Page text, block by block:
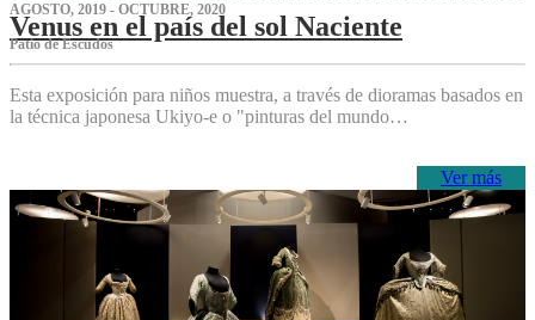
AGOSTO, 2019 - OCTUBRE, 2020
Venus en el país del sol Naciente
P‌atio de Escudos
Esta exposición para niños muestra, a través de dioramas basados en
la técnica japonesa Ukiyo-e o "pinturas del mundo…
Ver más